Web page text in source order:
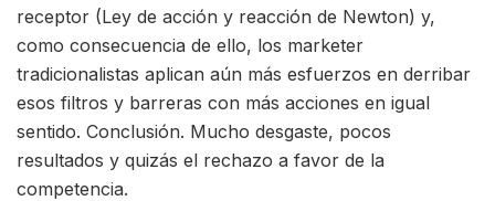
receptor (Ley de acción y reacción de Newton) y,
como consecuencia de ello, los marketer
tradicionalistas aplican aún más esfuerzos en derribar
esos filtros y barreras con más acciones en igual
sentido. Conclusión. Mucho desgaste, pocos
resultados y quizás el rechazo a favor de la
competencia.